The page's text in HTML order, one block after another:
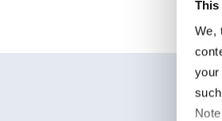
This
We,
your